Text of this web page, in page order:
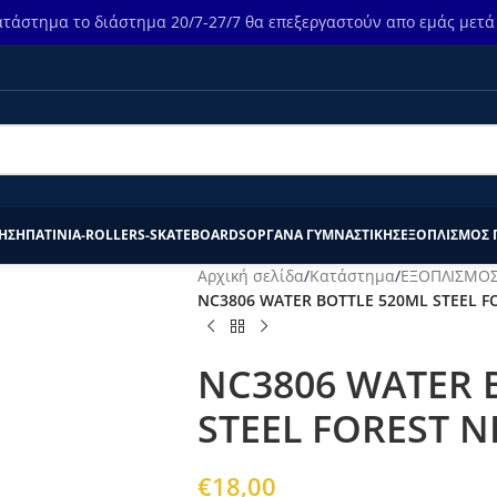
το διάστημα 20/7-27/7 θα επεξεργαστούν απο εμάς μετά
ΠΑΤΙΝΙΑ-ROLLERS-SKATEBOARDSΟΡΓΑΝΑ ΓΥΜΝΑΣΤΙΚΗΣΕΞΟΠΛΙΣΜΟΣ
Αρχική σελίδα/Κατάστημα/
NC3806 WATER BOTTLE 520ML STEEL
NC3806 WATER
STEEL FOREST
€18,00